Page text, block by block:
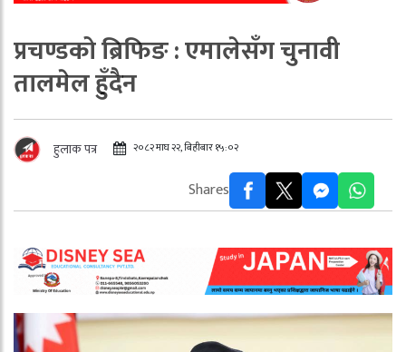
प्रचण्डको ब्रिफिङ : एमालेसँग चुनावी
तालमेल हुँदैन
हुलाक पत्र २०८२ माघ २२, बिहीबार १५:०२
Shares